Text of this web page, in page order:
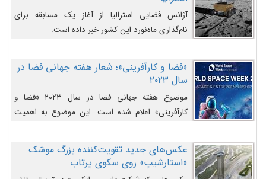
آژانس فضایی استرالیا از آغاز یک مسابقه برای
نام‌گذاری ماه‌نورد این کشور خبر داده است.
«فضا و کارآفرینی»؛ شعار هفته جهانی فضا در
سال ۲۰۲۳
موضوع هفته جهانی فضا در سال ۲۰۲۳ «فضا و
کارآفرینی» اعلام شده است. این موضوع به اهمیت
روزافزون کارآفرینی در حوزه فضایی و مزایای جدیدی که
کارآفرینان این حوزه ایجاد می‌کنند، می‌پردازد.
عکس‌های جدید تقویت‌کننده بزرگ موشک
«استارشیپ» روی سکوی پرتاب